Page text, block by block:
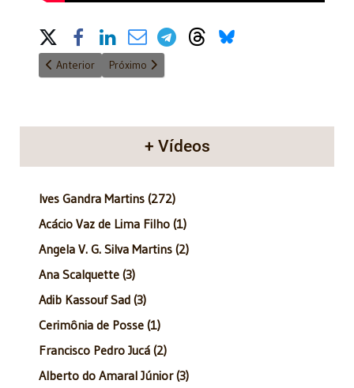
Share on Social Media
Artigo anterior: IPTU e o lançamento sobre garagens
Anterior Próximo artigo: Jurista Kiyoshi Harada aponta
Próximo
+ Vídeos
Ives Gandra Martins (272)
Acácio Vaz de Lima Filho (1)
Angela V. G. Silva Martins (2)
Ana Scalquette (3)
Adib Kassouf Sad (3)
Cerimônia de Posse (1)
Francisco Pedro Jucá (2)
Alberto do Amaral Júnior (3)